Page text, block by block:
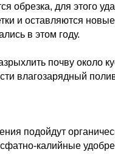
обрезка, для этого
и оставляются новые
в этом году.
почву около
влагозарядный
подойдут
калийные